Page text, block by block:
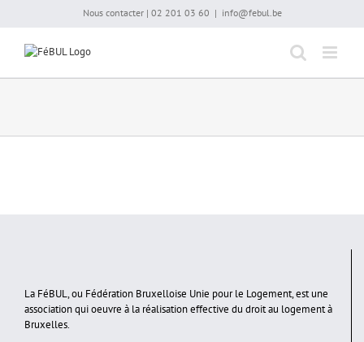
Nous contacter | 02 201 03 60 | info@febul.be
La FéBUL, ou Fédération Bruxelloise Unie pour le Logement, est une
association qui oeuvre à la réalisation effective du droit au logement à
Bruxelles.